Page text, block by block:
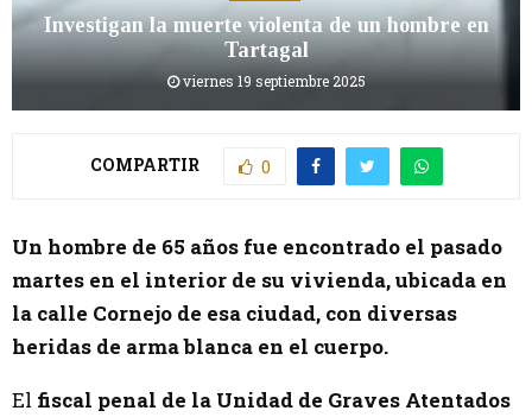
Investigan la muerte violenta de un hombre en
Tartagal
viernes 19 septiembre 2025
COMPARTIR 0
Un hombre de 65 años fue encontrado el pasado
martes en el interior de su vivienda, ubicada en
la calle Cornejo de esa ciudad, con diversas
heridas de arma blanca en el cuerpo.
El fiscal penal de la Unidad de Graves Atentados